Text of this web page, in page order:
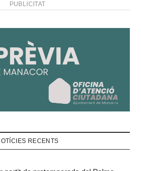
PUBLICITAT
RECENTS